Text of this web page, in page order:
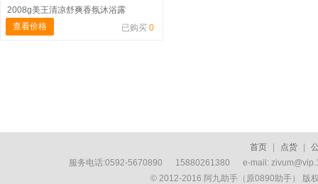
2008g美王清凉舒爽香氛沐浴露
查看价格
已购买 0
首页 点货
服务电话:0592-5670890 15880261380 e-mail:
© 2012-2016 阿九助手（原0890助手） 版